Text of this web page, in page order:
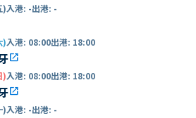
)入港: -出港: -
)入港: 08:00出港: 18:00
open_in_new
)入港: 08:00出港: 18:00
open_in_new
)入港: -出港: -